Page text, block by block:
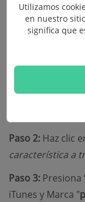
Es probable
Windows
Abre la
herramientas e
Paso 2: Haz clic
característica a
Paso 3: Presiona
iTunes y Marca "
Utilizamos
en nuestro
significa que